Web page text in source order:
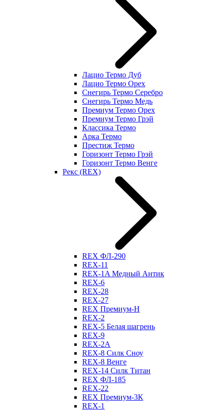
Лацио Термо Дуб
Лацио Термо Орех
Снегирь Термо Серебро
Снегирь Термо Медь
Премиум Термо Орех
Премиум Термо Грэй
Классика Термо
Арка Термо
Престиж Термо
Горизонт Термо Грэй
Горизонт Термо Венге
Рекс (REX)
REX ФЛ-290
REX-11
REX-1A Медный Антик
REX-6
REX-28
REX-27
REX Премиум-Н
REX-2
REX-5 Белая шагрень
REX-9
REX-2А
REX-8 Силк Сноу
REX-8 Венге
REX-14 Силк Титан
REX ФЛ-185
REX-22
REX Премиум-3К
REX-1